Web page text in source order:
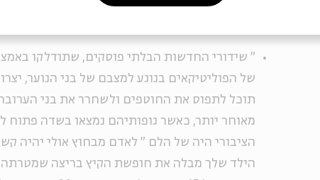
" שידורי החדשות הבלתי פוסקים, שתודלקו
של הפוליטיקאים בנוגע למצבם של בני הנוער,
מאוחר יותר, כאשר גופותיהם נמצאו בשדה פתוח
הציבורי היה של הלם " לאדם מבחוץ אולי יהיה
הילד שלך מבלה את חופשת הקיץ בריצה